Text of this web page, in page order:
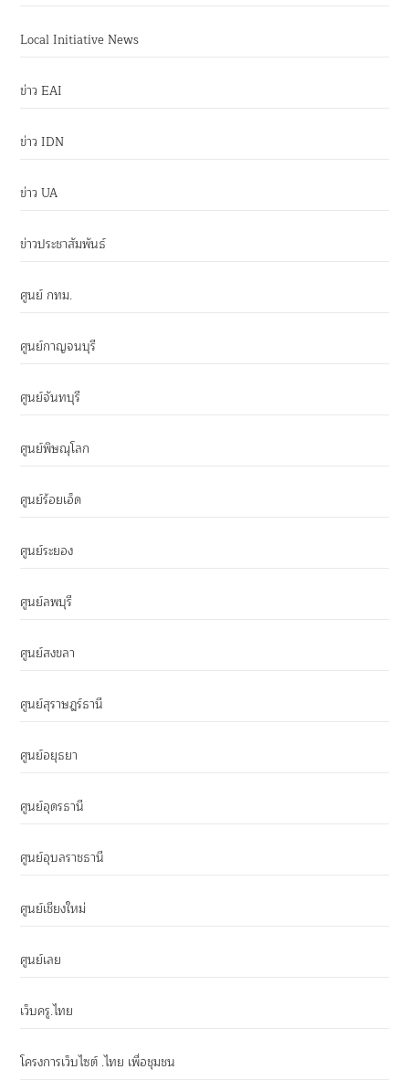
Local Initiative News
ข่าว EAI
ข่าว IDN
ข่าว UA
ข่าวประชาสัมพันธ์
ศูนย์ กทม.
ศูนย์กาญจนบุรี
ศูนย์จันทบุรี
ศูนย์พิษณุโลก
ศูนย์ร้อยเอ็ด
ศูนย์ระยอง
ศูนย์ลพบุรี
ศูนย์สงขลา
ศูนย์สุราษฎร์ธานี
ศูนย์อยุธยา
ศูนย์อุดรธานี
ศูนย์อุบลราชธานี
ศูนย์เชียงใหม่
ศูนย์เลย
เว็บครู.ไทย
โครงการเว็บไซต์ .ไทย เพื่อชุมชน